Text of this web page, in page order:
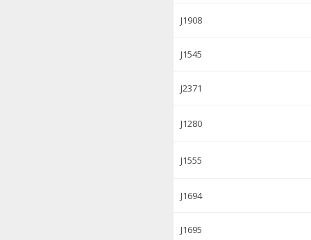
J1908
J1545
J2371
J1280
J1555
J1694
J1695